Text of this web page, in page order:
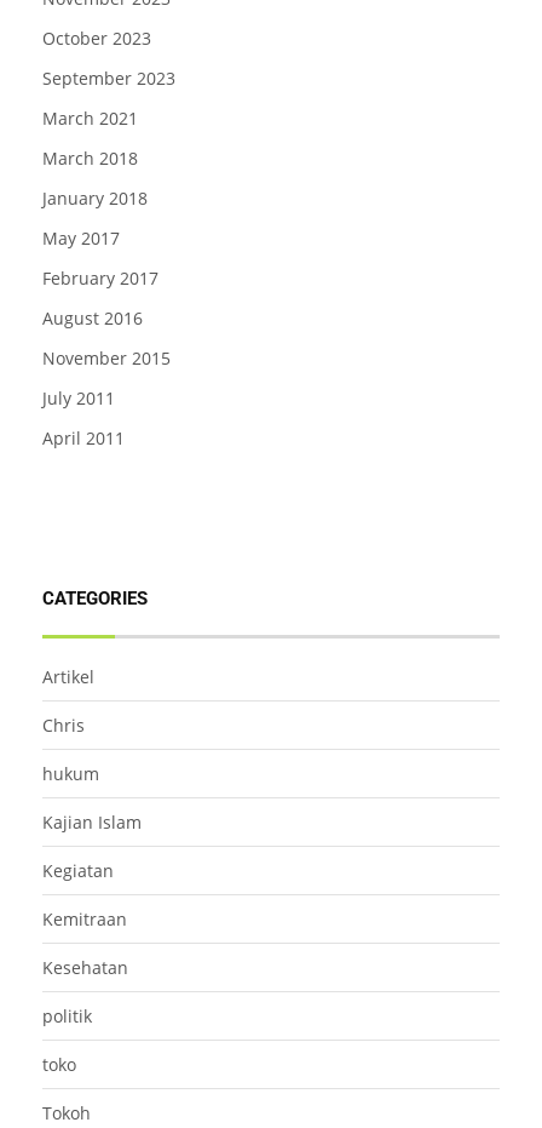
October 2023
September 2023
March 2021
March 2018
January 2018
May 2017
February 2017
August 2016
November 2015
July 2011
April 2011
CATEGORIES
Artikel
Chris
hukum
Kajian Islam
Kegiatan
Kemitraan
Kesehatan
politik
toko
Tokoh